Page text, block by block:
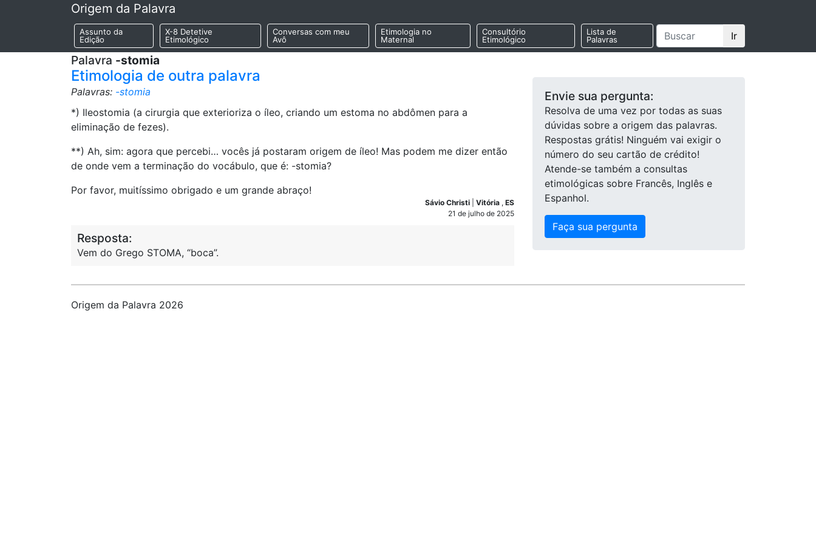
Origem da Palavra
Assunto da
Edição
X-8 Detetive
Etimológico
Conversas com meu
Avô
Etimologia no
Maternal
Consultório
Etimológico
Lista de
Palavras
Ir
Palavra -stomia
Etimologia de outra palavra
Palavras: -stomia
*) Ileostomia (a cirurgia que exterioriza o íleo, criando um estoma no abdômen para a
eliminação de fezes).
**) Ah, sim: agora que percebi… vocês já postaram origem de íleo! Mas podem me dizer então
de onde vem a terminação do vocábulo, que é: -stomia?
Por favor, muitíssimo obrigado e um grande abraço!
Sávio Christi Vitória , ES
21 de julho de 2025
Resposta:
Vem do Grego STOMA, “boca”.
Envie sua pergunta:
Resolva de uma vez por todas as suas
dúvidas sobre a origem das palavras.
Respostas grátis! Ninguém vai exigir o
número do seu cartão de crédito!
Atende-se também a consultas
etimológicas sobre Francês, Inglês e
Espanhol.
Faça sua pergunta
Origem da Palavra 2026